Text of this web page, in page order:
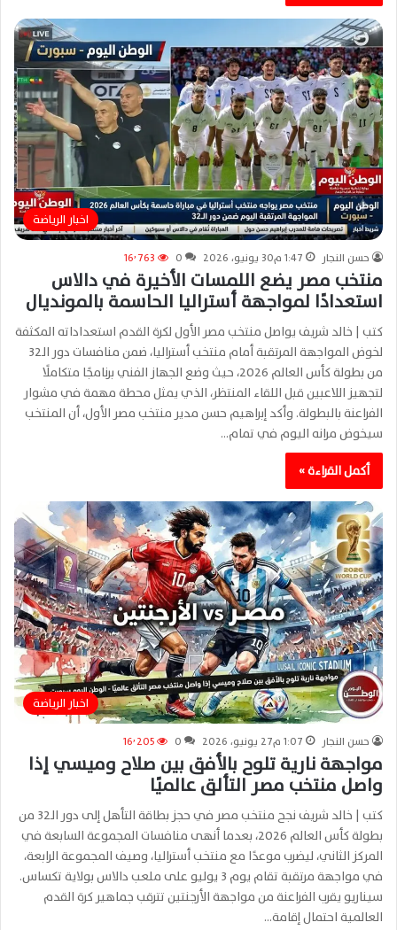
اخبار الرياضة
حسن النجار 1:47 م30 يونيو، 2026 0 16٬763
منتخب مصر يضع اللمسات الأخيرة في دالاس
استعدادًا لمواجهة أستراليا الحاسمة بالمونديال
كتب | خالد شريف يواصل منتخب مصر الأول لكرة القدم استعداداته المكثفة
لخوض المواجهة المرتقبة أمام منتخب أستراليا، ضمن منافسات دور الـ32
من بطولة كأس العالم 2026، حيث وضع الجهاز الفني برنامجًا متكاملًا
لتجهيز اللاعبين قبل اللقاء المنتظر، الذي يمثل محطة مهمة في مشوار
الفراعنة بالبطولة. وأكد إبراهيم حسن مدير منتخب مصر الأول، أن المنتخب
سيخوض مرانه اليوم في تمام…
أكمل القراءة »
اخبار الرياضة
حسن النجار 1:07 م27 يونيو، 2026 0 16٬205
مواجهة نارية تلوح بالأفق بين صلاح وميسي إذا
واصل منتخب مصر التألق عالميًا
كتب | خالد شريف نجح منتخب مصر في حجز بطاقة التأهل إلى دور الـ32 من
بطولة كأس العالم 2026، بعدما أنهى منافسات المجموعة السابعة في
المركز الثاني، ليضرب موعدًا مع منتخب أستراليا، وصيف المجموعة الرابعة،
في مواجهة مرتقبة تقام يوم 3 يوليو على ملعب دالاس بولاية تكساس.
سيناريو يقرب الفراعنة من مواجهة الأرجنتين تترقب جماهير كرة القدم
العالمية احتمال إقامة…